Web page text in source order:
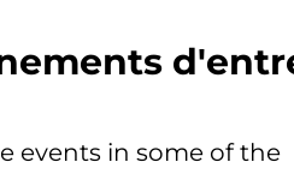
events in some of the